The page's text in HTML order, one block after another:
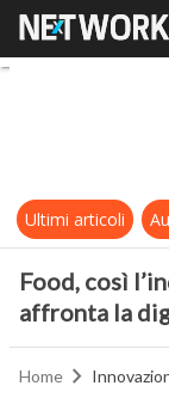
Ultimi articoli
Food, così
affronta la
Home